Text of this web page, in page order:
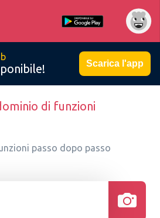
Scarica l'app
di funzioni
passo dopo passo